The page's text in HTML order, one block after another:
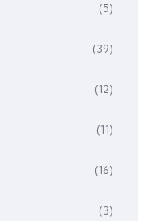
(5)
(39)
(12)
(11)
(16)
(3)